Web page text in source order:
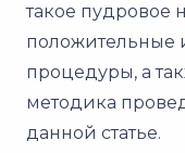
такое пудровое
положительные
процедуры, а
методика
данной статье.